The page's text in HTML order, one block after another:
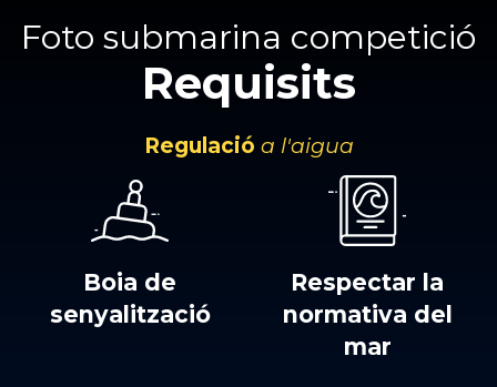
Foto submarina competició
Requisits
Regulació a l'aigua
Boia de
senyalització
Respectar la
normativa del
mar